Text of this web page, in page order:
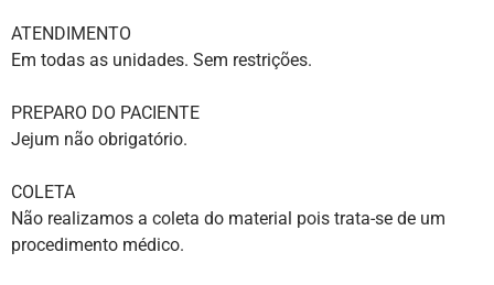
ATENDIMENTO
Em todas as unidades. Sem restrições.
PREPARO DO PACIENTE
Jejum não obrigatório.
COLETA
Não realizamos a coleta do material pois trata-se de um
procedimento médico.